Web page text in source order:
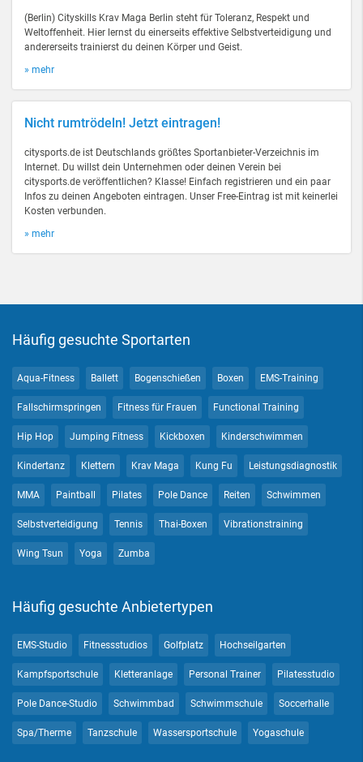
(Berlin) Cityskills Krav Maga Berlin steht für Toleranz, Respekt und
Weltoffenheit. Hier lernst du einerseits effektive Selbstverteidigung und
andererseits trainierst du deinen Körper und Geist.
» mehr
Nicht rumtrödeln! Jetzt eintragen!
citysports.de ist Deutschlands größtes Sportanbieter-Verzeichnis im
Internet. Du willst dein Unternehmen oder deinen Verein bei
citysports.de veröffentlichen? Klasse! Einfach registrieren und ein paar
Infos zu deinen Angeboten eintragen. Unser Free-Eintrag ist mit keinerlei
Kosten verbunden.
» mehr
Häufig gesuchte Sportarten
Aqua-Fitness Ballett Bogenschießen Boxen EMS-Training
Fallschirmspringen Fitness für Frauen Functional Training
Hip Hop Jumping Fitness Kickboxen Kinderschwimmen
Kindertanz Klettern Krav Maga Kung Fu Leistungsdiagnostik
MMA Paintball Pilates Pole Dance Reiten Schwimmen
Selbstverteidigung Tennis Thai-Boxen Vibrationstraining
Wing Tsun Yoga Zumba
Häufig gesuchte Anbietertypen
EMS-Studio Fitnessstudios Golfplatz Hochseilgarten
Kampfsportschule Kletteranlage Personal Trainer Pilatesstudio
Pole Dance-Studio Schwimmbad Schwimmschule Soccerhalle
Spa/Therme Tanzschule Wassersportschule Yogaschule